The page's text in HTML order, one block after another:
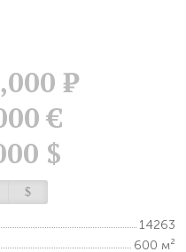
Р
€
$
$
14263
600 м²